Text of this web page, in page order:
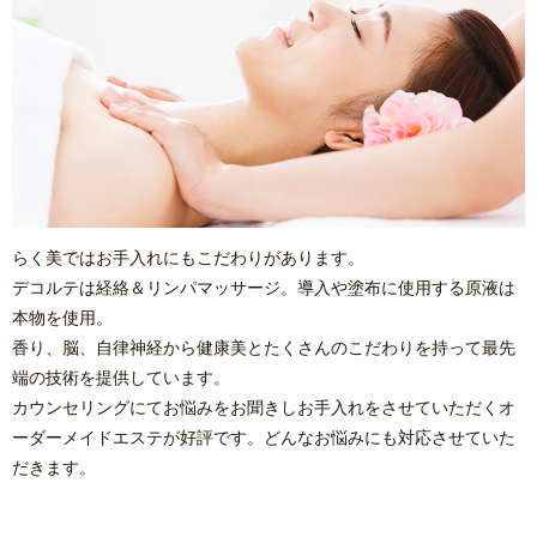
らく美ではお手入れにもこだわりがあります。
デコルテは経絡＆リンパマッサージ。導入や塗布に使用する原液は
本物を使用。
香り、脳、自律神経から健康美とたくさんのこだわりを持って最先
端の技術を提供しています。
カウンセリングにてお悩みをお聞きしお手入れをさせていただくオ
ーダーメイドエステが好評です。どんなお悩みにも対応させていた
だきます。